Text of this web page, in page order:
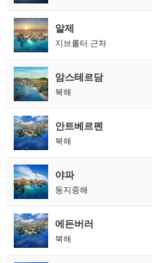
알제
지브롤터 근처
암스테르담
북해
안트베르펜
북해
야파
동지중해
에든버러
북해